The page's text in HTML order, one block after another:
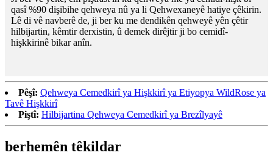
qasî %90 dişibihe qehweya nû ya li Qehwexaneyê hatiye çêkirin.
Lê di vê navberê de, ji ber ku me dendikên qehweyê yên çêtir
hilbijartin, kêmtir derxistin, û demek dirêjtir ji bo cemidî-
hişkkirinê bikar anîn.
Pêşî: Qehweya Cemedkirî ya Hişkkirî ya Etiyopya WildRose ya
Tavê Hişkkirî
Piştî: Hilbijartina Qehweya Cemedkirî ya Brezîlyayê
berhemên têkildar